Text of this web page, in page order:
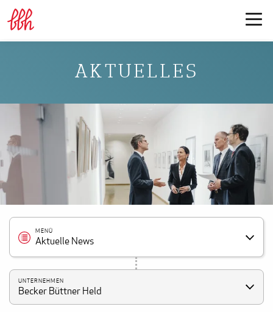
AKTUELLES
MENÜ
Aktuelle News
UNTERNEHMEN
Becker Büttner Held